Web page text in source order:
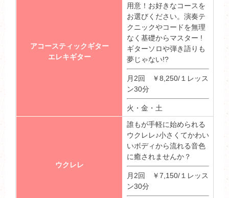
アコースティックギター
エレキギター
用意！お好きなコースを
お選びください。演奏テ
クニックやコードを無理
なく基礎からマスター !
ギターソロや弾き語りも
夢じゃない!?
月2回 ￥8,250/１レッス
ン30分
火・金・土
ウクレレ
誰もが手軽に始められる
ウクレレ♪小さくてかわい
いボディから流れる音色
に癒されませんか？
月2回 ￥7,150/１レッス
ン30分